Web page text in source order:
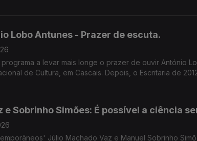
Lobo Antunes - Prazer de escuta.
a levar mais longe o prazer de ouvir António
de Cultura, em Cascais. Depois, o Escritaria de
e Sobrinho Simões: É possível a ciência
Júlio Machado Vaz e Manuel Sobrinho